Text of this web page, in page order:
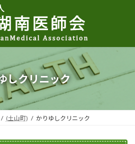
しクリニック
(土山町) かりゆしクリニック